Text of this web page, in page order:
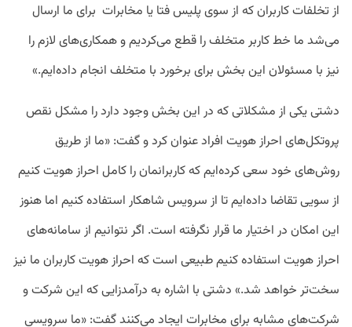
از تخلفات کاربران که از سوی پلیس فتا یا مخابرات برای ما ارسال
می‌شد ما خط کاربر متخلف را قطع می‌کردیم و همکاری‌های لازم را
نیز با مسئولان این بخش برای برخورد با متخلف انجام داده‌ایم.»
دشتی یکی از مشکلاتی که در این بخش وجود دارد را مشکل نقص
پروتکل‌های احراز هویت افراد عنوان کرد و گفت: «ما از طریق
روش‌های خود سعی کرده‌ایم که کاربرانمان را کامل احراز هویت کنیم
از سویی تقاضا داده‌ایم تا از سرویس شاهکار استفاده کنیم اما هنوز
این امکان در اختیار ما قرار نگرفته است. اگر نتوانیم از سامانه‌های
احراز هویت استفاده کنیم طبیعی است که احراز هویت کاربران ما نیز
سخت‌تر خواهد شد.» دشتی با اشاره به درآمدزایی که این شرکت و
شرکت‌های مشابه برای مخابرات ایجاد می‌کنند گفت: «ما سرویسی